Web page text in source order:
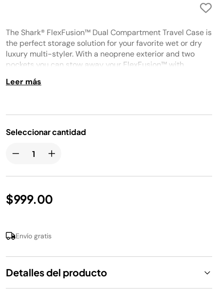
The Shark® FlexFusion™ Dual Compartment Travel Case is
the perfect storage solution for your favorite wet or dry
luxury multi-styler. With a neoprene exterior and two
pockets you can stow away your FlexFusion™ with
accessories, making it ideal when you're on the go.
Leer más
Seleccionar cantidad
$999.00
Envío gratis
Detalles del producto